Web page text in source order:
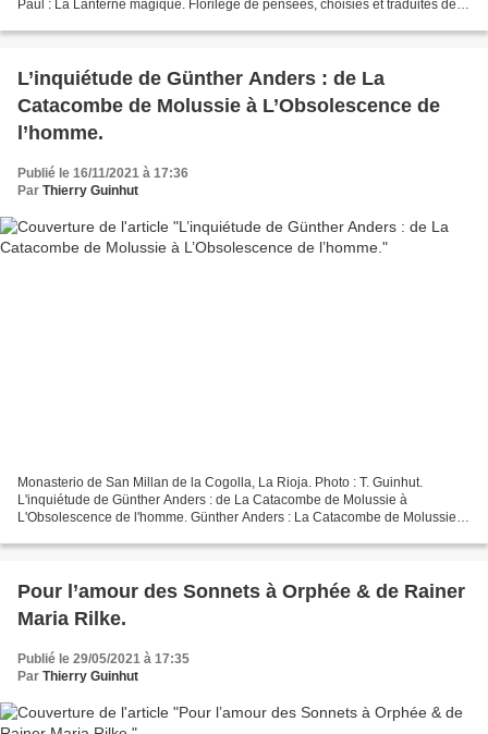
Paul : La Lanterne magique. Florilège de pensées, choisies et traduites de
L’inquiétude de Günther Anders : de La
Catacombe de Molussie à L’Obsolescence de
l’homme.
Publié le 16/11/2021 à 17:36
Par Thierry Guinhut
Monasterio de San Millan de la Cogolla, La Rioja. Photo : T. Guinhut.
L'inquiétude de Günther Anders : de La Catacombe de Molussie à
L'Obsolescence de l'homme. Günther Anders : La Catacombe de Molussie,
Pour l’amour des Sonnets à Orphée & de Rainer
Maria Rilke.
Publié le 29/05/2021 à 17:35
Par Thierry Guinhut